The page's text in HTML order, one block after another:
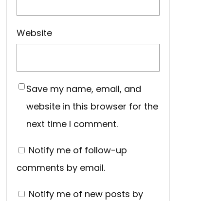
Website
Save my name, email, and
website in this browser for the
next time I comment.
Notify me of follow-up
comments by email.
Notify me of new posts by